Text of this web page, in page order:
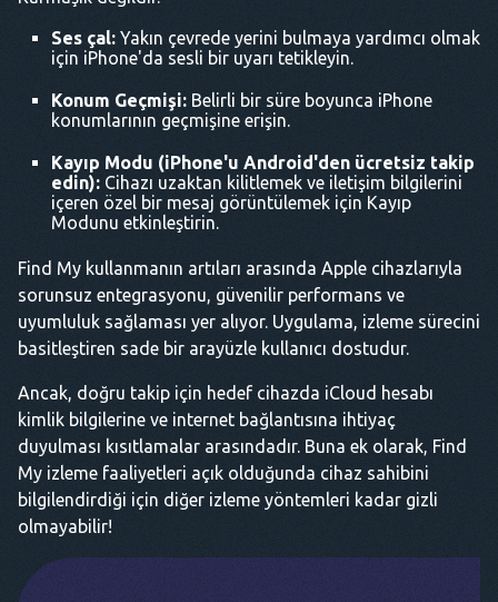
Ses çal: Yakın çevrede yerini bulmaya yardımcı olmak
için iPhone'da sesli bir uyarı tetikleyin.
Konum Geçmişi: Belirli bir süre boyunca iPhone
konumlarının geçmişine erişin.
Kayıp Modu (iPhone'u Android'den ücretsiz takip
edin): Cihazı uzaktan kilitlemek ve iletişim bilgilerini
içeren özel bir mesaj görüntülemek için Kayıp
Modunu etkinleştirin.
Find My kullanmanın artıları arasında Apple cihazlarıyla
sorunsuz entegrasyonu, güvenilir performans ve
uyumluluk sağlaması yer alıyor. Uygulama, izleme sürecini
basitleştiren sade bir arayüzle kullanıcı dostudur.
Ancak, doğru takip için hedef cihazda iCloud hesabı
kimlik bilgilerine ve internet bağlantısına ihtiyaç
duyulması kısıtlamalar arasındadır. Buna ek olarak, Find
My izleme faaliyetleri açık olduğunda cihaz sahibini
bilgilendirdiği için diğer izleme yöntemleri kadar gizli
olmayabilir!